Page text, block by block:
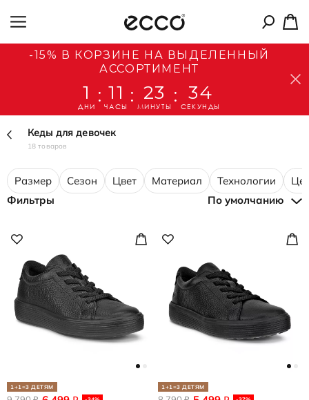
-15% В КОРЗИНЕ НА ВЫДЕЛЕННЫЙ
АССОРТИМЕНТ
1
ДНИ
: 11
ЧАСЫ
: 23
МИНУТЫ
: 33
СЕКУНДЫ
Кеды для девочек
18 товаров
Размер Сезон Цвет Материал Технологии
Фильтры
По умолчанию
1+1=3 ДЕТЯМ 1+1=3 ДЕТЯМ